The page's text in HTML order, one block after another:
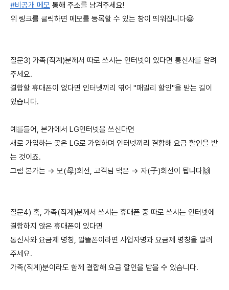
#비공개 메모 통해 주소를 남겨주세요!
위 링크를 클릭하면 메모를 등록할 수 있는 창이 띄워집니다😀
질문3) 가족(직계)분께서 따로 쓰시는 인터넷이 있다면 통신사를 알려
주세요.
결합할 휴대폰이 없다면 인터넷끼리 엮어 "패밀리 할인"을 받는 길이
있습니다.
예를들어, 본가에서 LG인터넷을 쓰신다면
새로 가입하는 곳은 LG로 가입하며 인터넷끼리 결합해 요금 할인을 받
는 것이죠.
그럼 본가는 → 모(母)회선, 고객님 댁은 → 자(子)회선이 됩니다🙌
질문4) 혹, 가족(직계)분께서 쓰시는 휴대폰 중 따로 쓰시는 인터넷에
결합하지 않은 휴대폰이 있다면
통신사와 요금제 명칭, 알뜰폰이라면 사업자명과 요금제 명칭을 알려
주세요.
가족(직계)분이라도 함께 결합해 요금 할인을 받을 수 있습니다.